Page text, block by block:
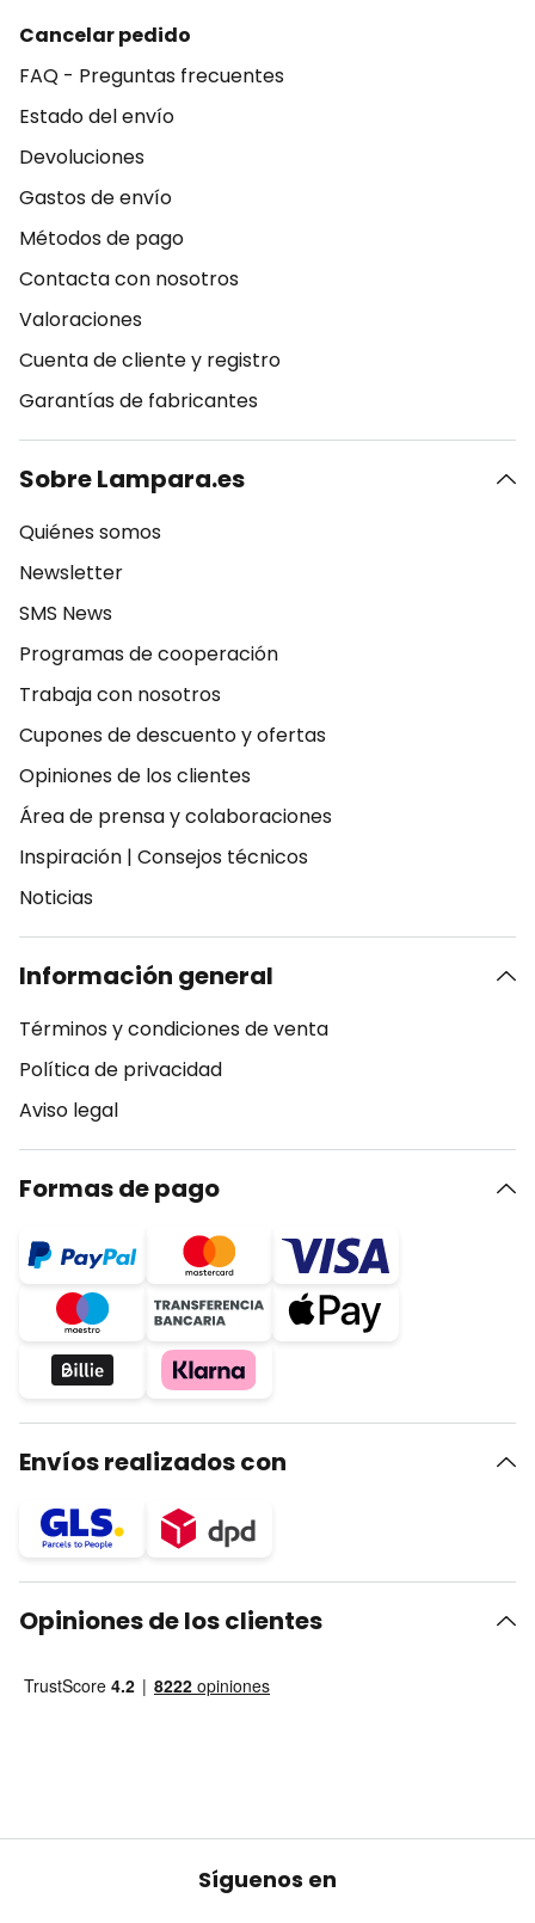
Cancelar pedido
FAQ - Preguntas frecuentes
Estado del envío
Devoluciones
Gastos de envío
Métodos de pago
Contacta con nosotros
Valoraciones
Cuenta de cliente y registro
Garantías de fabricantes
Sobre Lampara.es
Quiénes somos
Newsletter
SMS News
Programas de cooperación
Trabaja con nosotros
Cupones de descuento y ofertas
Opiniones de los clientes
Área de prensa y colaboraciones
Inspiración | Consejos técnicos
Noticias
Información general
Términos y condiciones de venta
Política de privacidad
Aviso legal
Formas de pago
Envíos realizados con
Opiniones de los clientes
Síguenos en